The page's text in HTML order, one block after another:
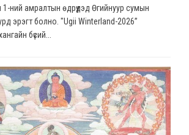
ний амралтын өдрүүдэд Өгийнуур сумын
урд эрэгт болно. "Ugii Winterland-2026”
бүсий...